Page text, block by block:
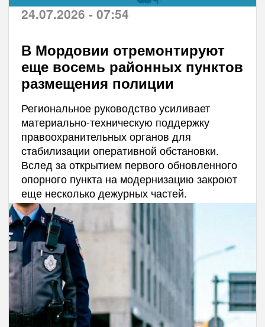
24.07.2026 - 07:54
В Мордовии отремонтируют
еще восемь районных пунктов
размещения полиции
Региональное руководство усиливает
материально-техническую поддержку
правоохранительных органов для
стабилизации оперативной обстановки.
Вслед за открытием первого обновленного
опорного пункта на модернизацию закроют
еще несколько дежурных частей.